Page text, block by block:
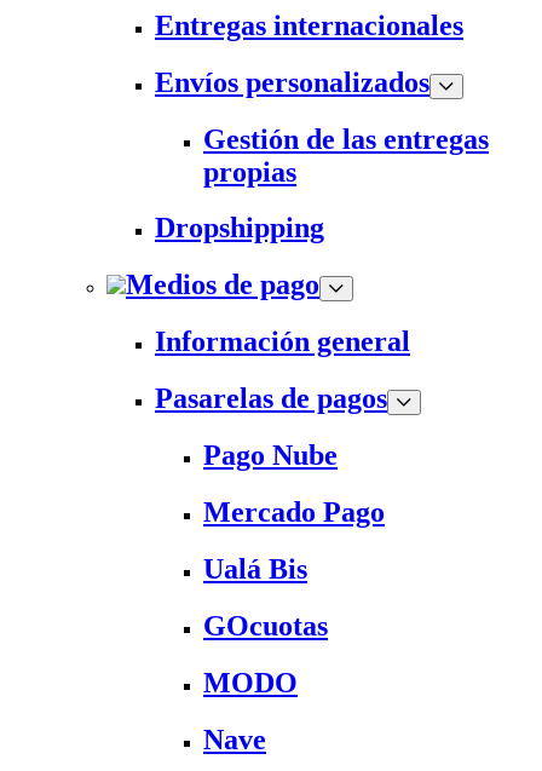
Entregas internacionales
Envíos personalizados
Gestión de las entregas
propias
Dropshipping
Medios de pago
Información general
Pasarelas de pagos
Pago Nube
Mercado Pago
Ualá Bis
GOcuotas
MODO
Nave